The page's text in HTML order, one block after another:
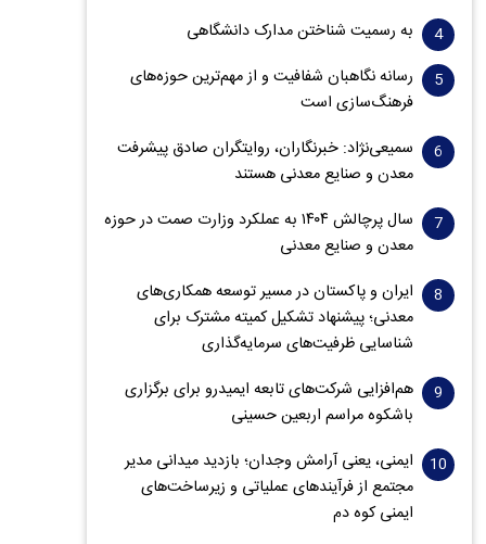
به رسمیت شناختن مدارک دانشگاهی
رسانه نگاهبان شفافیت و از مهم‌ترین حوزه‌های
فرهنگ‌سازی است
سمیعی‌نژاد: خبرنگاران، روایتگران صادق پیشرفت
معدن و صنایع معدنی هستند
سال پرچالش ۱۴۰۴ به عملکرد وزارت صمت در حوزه
معدن و صنایع معدنی
ایران و پاکستان در مسیر توسعه همکاری‌های
معدنی؛ پیشنهاد تشکیل کمیته مشترک برای
شناسایی ظرفیت‌های سرمایه‌گذاری
هم‌افزایی شرکت‌های تابعه ایمیدرو برای برگزاری
باشکوه مراسم اربعین حسینی
ایمنی، یعنی آرامش وجدان؛ بازدید میدانی مدیر
مجتمع از فرآیندهای عملیاتی و زیرساخت‌های
ایمنی کوه دم